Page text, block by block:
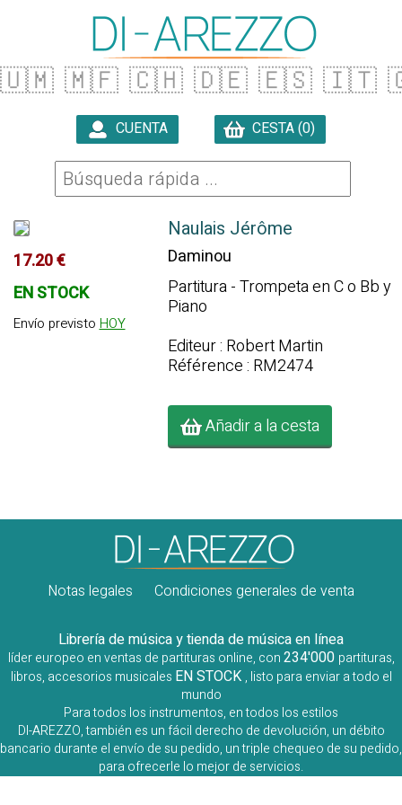
🇺🇲 🇲🇫 🇨🇭 🇩🇪 🇪🇸 🇮🇹
CUENTA CESTA (0)
17.20 €
EN STOCK
Envío previsto HOY
Naulais Jérôme
Daminou
Partitura - Trompeta en C o Bb y
Piano
Editeur : Robert Martin
Référence : RM2474
Añadir a la cesta
Notas legales Condiciones generales de venta
Librería de música y tienda de música en línea
líder europeo en ventas de partituras online, con234'000 partituras,
libros, accesorios musicales EN STOCK , listo para enviar a todo el
mundo
Para todos los instrumentos, en todos los estilos
DI-AREZZO, también es un fácil derecho de devolución, un débito
bancario durante el envío de su pedido, un triple chequeo de su pedido,
para ofrecerle lo mejor de servicios.